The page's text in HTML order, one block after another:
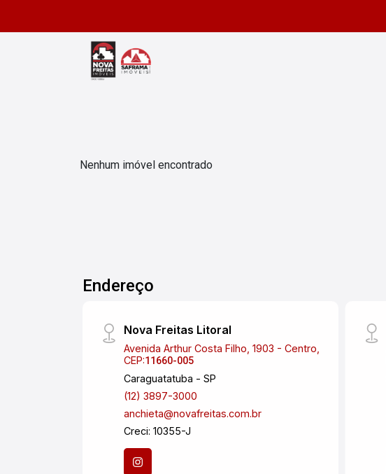
Nenhum imóvel encontrado
Endereço
Nova Freitas Litoral
Avenida Arthur Costa Filho, 1903 - Centro,
CEP:11660-005
Caraguatatuba - SP
(12) 3897-3000
anchieta@novafreitas.com.br
Creci: 10355-J